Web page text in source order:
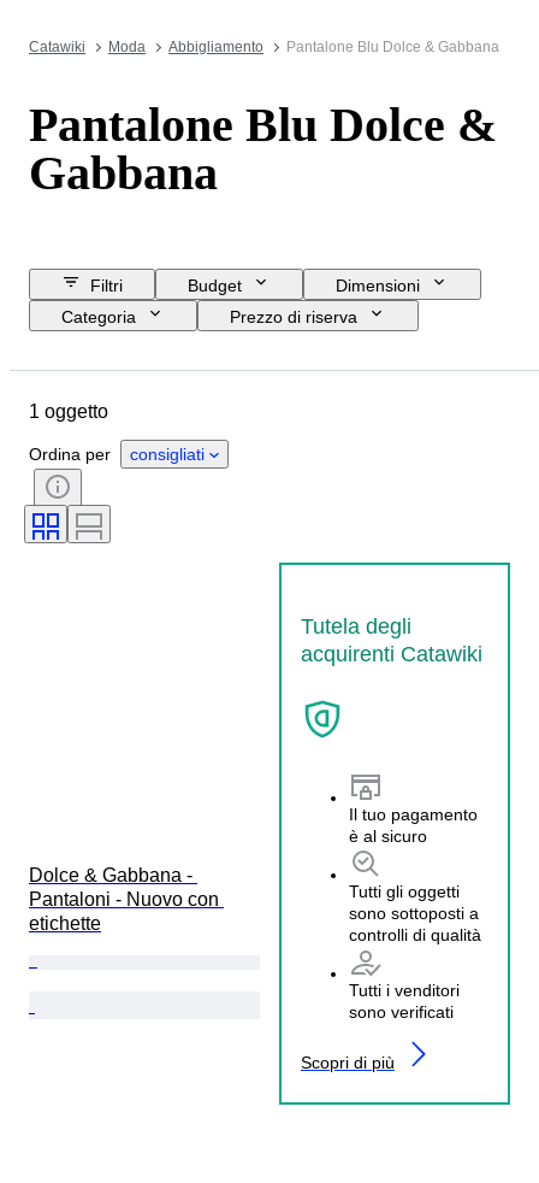
Catawiki Moda Abbigliamento Pantalone Blu Dolce & Gabbana
Pantalone Blu Dolce &
Gabbana
Filtri Budget
Dimensioni
Categoria
Prezzo di riserva
Genere
Taglia sull’oggetto
Epoca
1 oggetto
Ordina per consigliati
Dolce & Gabbana -
Pantaloni - Nuovo con
etichette
Tutela degli
acquirenti Catawiki
Il tuo pagamento
è al sicuro
Tutti gli oggetti
sono sottoposti a
controlli di qualità
Tutti i venditori
sono verificati
Scopri di più